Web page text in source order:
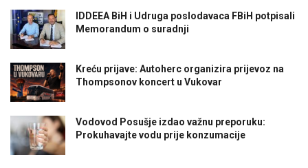
IDDEEA BiH i Udruga poslodavaca FBiH potpisali
Memorandum o suradnji
Kreću prijave: Autoherc organizira prijevoz na
Thompsonov koncert u Vukovar
Vodovod Posušje izdao važnu preporuku:
Prokuhavajte vodu prije konzumacije